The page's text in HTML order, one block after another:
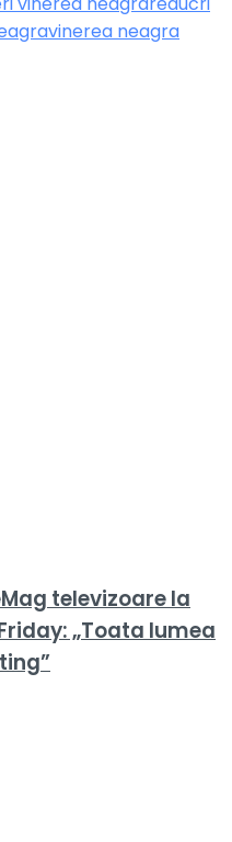
vinerea neagra
televizoare la
„Toata lumea